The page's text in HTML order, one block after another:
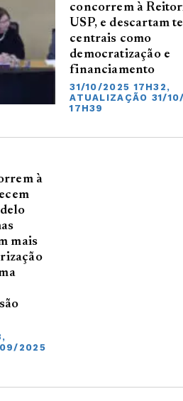
concorrem à
USP, e descartam
centrais como
democratização e
financiamento
31/10/2025 17H32,
ATUALIZAÇÃO 31/
17H39
à
mais
2025